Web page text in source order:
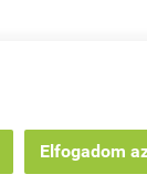
Elfogadom